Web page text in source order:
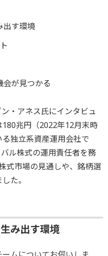
出す環境
が見つかる
・アネス氏にインタビュ
兆円（2022年12月末時
独立系資産運用会社で
ル株式の運用責任者を務
式市場の見通しや、銘柄選
た。
み出す環境